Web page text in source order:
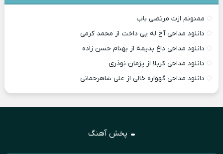
ممنونم ازت مرتضی باب
دانلود مداحی آخ له پی داخت از محمد کرمی
دانلود مداحی داغ بدیمه از بهنام حسن زاده
دانلود مداحی کربلا از پژمان نوذری
دانلود مداحی گهواره خالی از علی شاهرحمانی
پخش آهنگ